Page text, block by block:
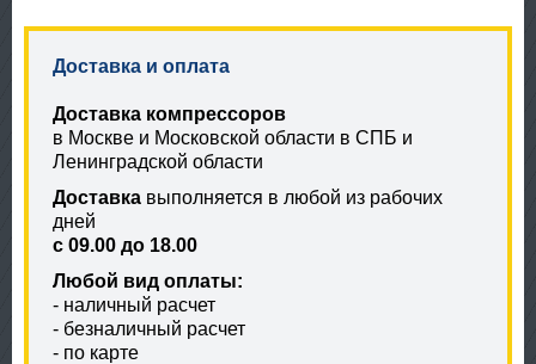
Доставка и оплата
Доставка компрессоров
в Москве и Московской области в СПБ и
Ленинградской области
Доставка выполняется в любой из рабочих
дней
с 09.00 до 18.00
Любой вид оплаты:
- наличный расчет
- безналичный расчет
- по карте